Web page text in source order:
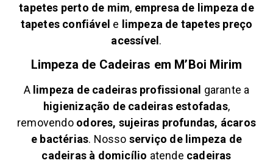
tapetes perto de mim, empresa de limpeza de
tapetes confiável e limpeza de tapetes preço
acessível .
Limpeza de Cadeiras em M’Boi Mirim
A limpeza de cadeiras profissional garante a
higienização de cadeiras estofadas,
removendoodores, sujeiras profundas, ácaros
e bactérias. Nosso serviço de limpeza de
cadeiras à domicílio atende cadeiras